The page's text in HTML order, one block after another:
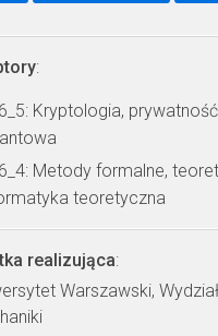
:
Kryptologia,
Metody formalne,
teoretyczna
realizująca:
Warszawski,